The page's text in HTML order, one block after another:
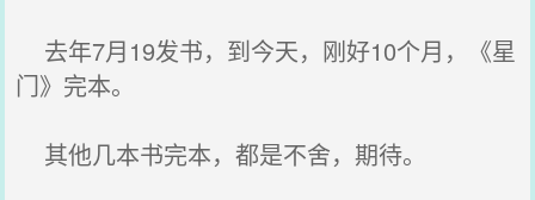
去年7月19发书，到今天，刚好10个月，《星
门》完本。
其他几本书完本，都是不舍，期待。